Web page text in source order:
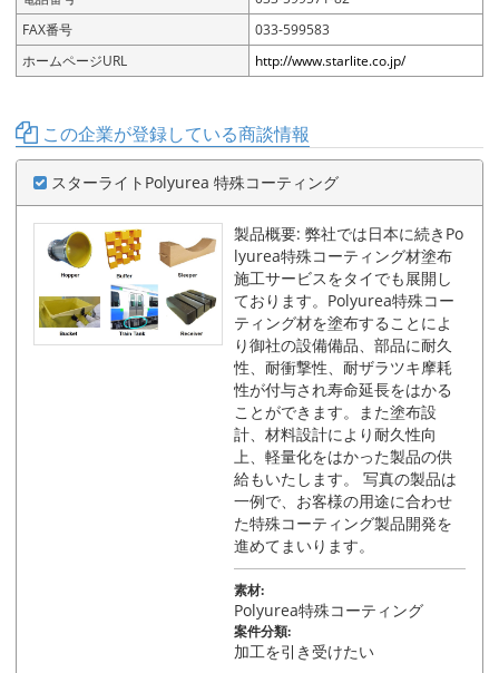
FAX番号
033-599583
ホームページURL
http://www.starlite.co.jp/
この企業が登録している商談情報
スターライトPolyurea 特殊コーティング
製品概要: 弊社では日本に続きPo
lyurea特殊コーティング材塗布
施工サービスをタイでも展開し
ております。Polyurea特殊コー
ティング材を塗布することによ
り御社の設備備品、部品に耐久
性、耐衝撃性、耐ザラツキ摩耗
性が付与され寿命延長をはかる
ことができます。また塗布設
計、材料設計により耐久性向
上、軽量化をはかった製品の供
給もいたします。 写真の製品は
一例で、お客様の用途に合わせ
た特殊コーティング製品開発を
進めてまいります。
素材:
Polyurea特殊コーティング
案件分類:
加工を引き受けたい